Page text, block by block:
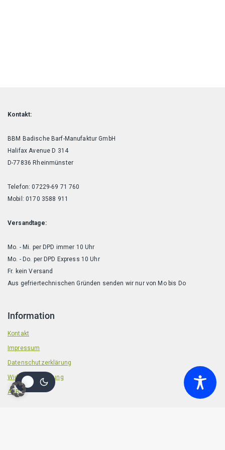
Kontakt:
BBM Badische Barf-Manufaktur GmbH
Halifax Avenue D 314
D-77836 Rheinmünster
Telefon: 07229-69 71 760
Mobil: 0170 3588 911
Versandtage:
Mo. - Mi. per DPD immer 10 Uhr
Mo. - Do. per DPD Express 10 Uhr
Fr. kein Versand
Aus gefriertechnischen Gründen senden wir nur von Mo bis Do
Information
Kontakt
Impressum
Datenschutzerklärung
Widerrufsbelehrung
AGB